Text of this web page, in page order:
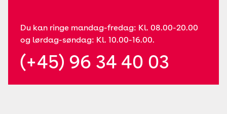
Du kan ringe mandag-fredag: Kl. 08.00-20.00
og lørdag-søndag: Kl. 10.00-16.00.
(+45) 96 34 40 03